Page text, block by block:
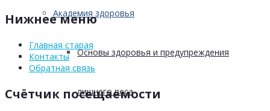
Академия здоровья
Основы здоровья и предупреждения
лишнего веса
Нижнее меню
Главная старая
Контакты
Обратная связь
Счётчик посещаемости